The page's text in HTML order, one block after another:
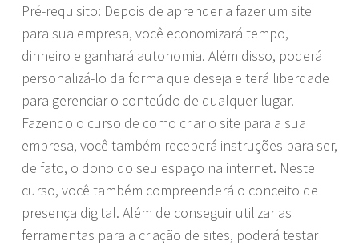
Pré-requisito: Depois de aprender a fazer um site
para sua empresa, você economizará tempo,
dinheiro e ganhará autonomia. Além disso, poderá
personalizá-lo da forma que deseja e terá liberdade
para gerenciar o conteúdo de qualquer lugar.
Fazendo o curso de como criar o site para a sua
empresa, você também receberá instruções para ser,
de fato, o dono do seu espaço na internet. Neste
curso, você também compreenderá o conceito de
presença digital. Além de conseguir utilizar as
ferramentas para a criação de sites, poderá testar